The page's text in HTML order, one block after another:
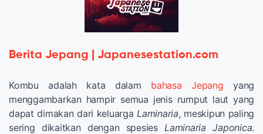
Berita Jepang | Japanesestation.com
Kombu adalah kata dalam bahasa Jepang yang
menggambarkan hampir semua jenis rumput laut yang
dapat dimakan dari keluarga Laminaria, meskipun paling
sering dikaitkan dengan spesies Laminaria Japonica.